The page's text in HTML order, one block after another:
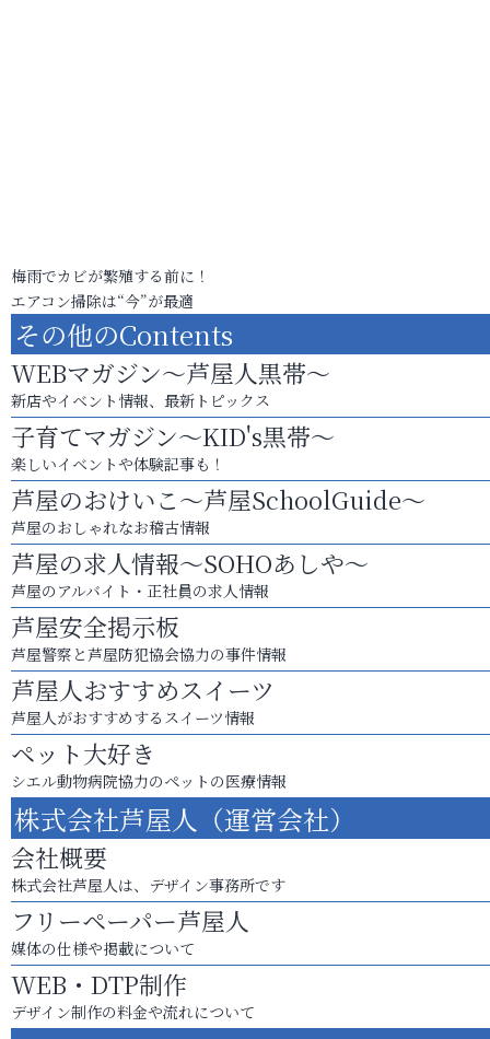
梅雨でカビが繁殖する前に！
エアコン掃除は“今”が最適
その他のContents
WEBマガジン～芦屋人黒帯～
新店やイベント情報、最新トピックス
子育てマガジン～KID's黒帯～
楽しいイベントや体験記事も！
芦屋のおけいこ～芦屋SchoolGuide～
芦屋のおしゃれなお稽古情報
芦屋の求人情報～SOHOあしや～
芦屋のアルバイト・正社員の求人情報
芦屋安全掲示板
芦屋警察と芦屋防犯協会協力の事件情報
芦屋人おすすめスイーツ
芦屋人がおすすめするスイーツ情報
ペット大好き
シエル動物病院協力のペットの医療情報
株式会社芦屋人（運営会社）
会社概要
株式会社芦屋人は、デザイン事務所です
フリーペーパー芦屋人
媒体の仕様や掲載について
WEB・DTP制作
デザイン制作の料金や流れについて